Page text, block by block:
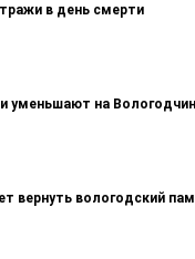
в день смерти
уменьшают на
вернуть вологодский